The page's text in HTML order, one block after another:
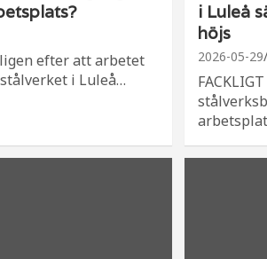
efter att arbetet
stålverket i Luleå…
i Luleå
höjs
2026-05-29